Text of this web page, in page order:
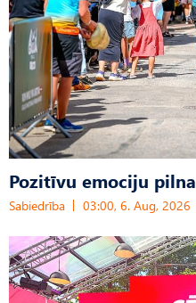
Pozitīvu emociju
Sabiedrība 03:00, 6. Aug, 2026